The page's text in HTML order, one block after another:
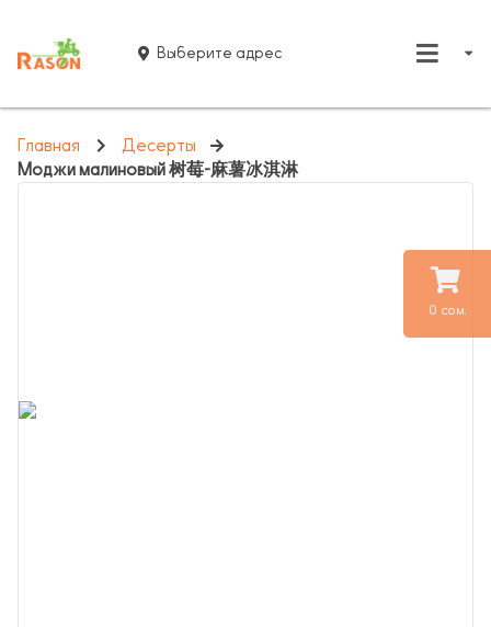
0 сом.
Выберите адрес
Главная
Десерты
Моджи малиновый 树莓-麻薯冰淇淋